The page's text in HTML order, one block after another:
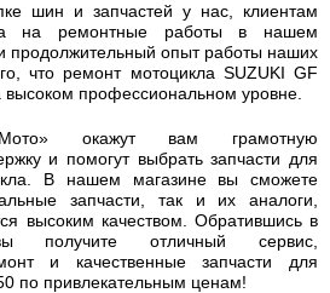
шин и запчастей у нас, клиентам
на ремонтные работы в нашем
продолжительный опыт работы наших
что ремонт мотоцикла SUZUKI GF
высоком профессиональном уровне.
окажут вам грамотную
и помогут выбрать запчасти для
В нашем магазине вы сможете
запчасти, так и их аналоги,
высоким качеством. Обратившись в
получите отличный сервис,
и качественные запчасти для
по привлекательным ценам!